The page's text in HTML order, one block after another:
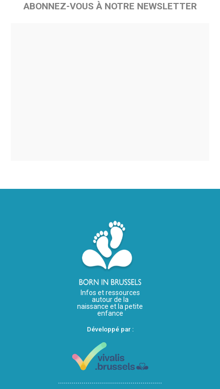
ABONNEZ-VOUS À NOTRE NEWSLETTER
Infos et ressources
autour de la
naissance et la petite
enfance
Développé par :